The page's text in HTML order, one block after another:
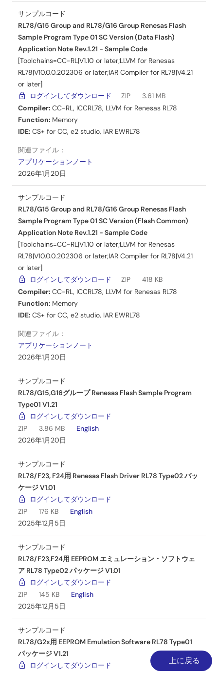
2025年9月24日
アプリケーションノート
RL78ファミリ Renesas Flash Driver RL78 Type03 SC対応
仕様 (Common) アプリケーションノート Rev.1.10
PDF
269 KB English
関連ファイル：
サンプルコード
2025年9月22日
アプリケーションノート
RL78ファミリ Renesas Flash Driver RL78 Type03 SC対応
仕様 (Data Flash) アプリケーションノート Rev.1.10
PDF
2.08 MB
関連ファイル：
サンプルコード
2025年9月22日
マニュアル－開発ツール
RL78/L23用 EEPROM エミュレーション・ソフトウェア
RL78 Type11 ユーザーズマニュアル Rev.1.00
PDF
2.97 MB
2025年9月5日
マニュアル－開発ツール
RL78/F22,F25用 EEPROM エミュレーション・ソフトウェ
ア RL78 Type03 ユーザーズマニュアル Rev.1.01
PDF
2.27 MB
English
2025年7月7日
マニュアル－開発ツール
RL78/F22,F25用 Renesas Flash Driver RL78 Type03 ユー
ザーズマニュアル Rev.1.01
PDF
2.87 MB
English
Data Flash Access Library Type T02 (Tiny), European
Release Rev.1.40
PDF
2024年5月20日
マニュアル－ソフトウェア
Release Rev.1.20
PDF
1.04 MB
2024年5月20日
RL78ファミリ EEPROMエミュレーション・ライブラリ
Pack02 日本リリース版 ユーザーズマニュアル Rev.1.10
2024年5月20日
リリースノート
RL78 ファミリ EEPROM エミュレーション・ライブラリ
サンプルコード
RL78/G15 Group and RL78/G16 Group Renesas Flash
Sample Program Type 01 SC Version (Data Flash)
Application Note Rev.1.21 - Sample Code
[Toolchains=CC-RL|V1.10 or later;LLVM for Renesas
RL78|V10.0.0.202306 or later;IAR Compiler for RL78|V4.21
or later]
ログインしてダウンロード
ZIP
3.61 MB
Compiler: CC-RL, ICCRL78, LLVM for Renesas RL78
Function: Memory
IDE: CS+ for CC, e2 studio, IAR EWRL78
関連ファイル：
アプリケーションノート
2026年1月20日
サンプルコード
RL78/G15 Group and RL78/G16 Group Renesas Flash
Sample Program Type 01 SC Version (Flash Common)
Application Note Rev.1.21 - Sample Code
[Toolchains=CC-RL|V1.10 or later;LLVM for Renesas
RL78|V10.0.0.202306 or later;IAR Compiler for RL78|V4.21
or later]
ログインしてダウンロード
ZIP
418 KB
Compiler: CC-RL, ICCRL78, LLVM for Renesas RL78
Function: Memory
IDE: CS+ for CC, e2 studio, IAR EWRL78
関連ファイル：
アプリケーションノート
2026年1月20日
サンプルコード
RL78/G15,G16グループ Renesas Flash Sample Program
Type01 V1.21
ログインしてダウンロード
ZIP
3.86 MB
English
2026年1月20日
サンプルコード
RL78/F23, F24用 Renesas Flash Driver RL78 Type02 パッ
ケージ V1.01
ログインしてダウンロード
ZIP
176 KB
English
2025年12月5日
サンプルコード
RL78/F23,F24用 EEPROM エミュレーション・ソフトウェ
ア RL78 Type02 パッケージ V1.01
ログインしてダウンロード
ZIP
145 KB
English
2025年12月5日
サンプルコード
RL78/G2x用 EEPROM Emulation Software RL78 Type01
パッケージ V1.21
ログインしてダウンロード
上に戻る